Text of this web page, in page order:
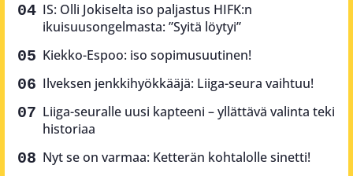
IS: Olli Jokiselta iso paljastus HIFK:n
ikuisuusongelmasta: ”Syitä löytyi”
Kiekko-Espoo: iso sopimusuutinen!
Ilveksen jenkkihyökkääjä: Liiga-seura vaihtuu!
Liiga-seuralle uusi kapteeni – yllättävä valinta teki
historiaa
Nyt se on varmaa: Ketterän kohtalolle sinetti!